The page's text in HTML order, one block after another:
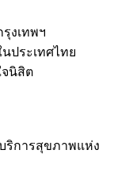
งเทพฯ
ประเทศไทย
จนิสิต
ริการสุขภาพแห่ง